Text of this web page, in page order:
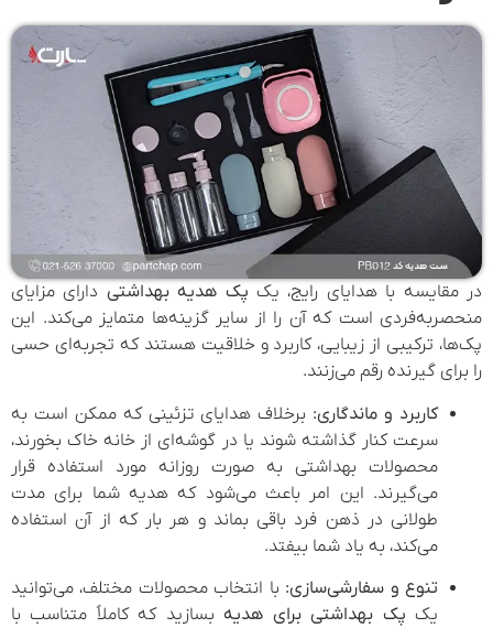
در مقایسه با هدایای رایج، یک پک هدیه بهداشتی دارای مزایای
منحصربه‌فردی است که آن را از سایر گزینه‌ها متمایز می‌کند. این
پک‌ها، ترکیبی از زیبایی، کاربرد و خلاقیت هستند که تجربه‌ای حسی
را برای گیرنده رقم می‌زنند.
کاربرد و ماندگاری: برخلاف هدایای تزئینی که ممکن است به
سرعت کنار گذاشته شوند یا در گوشه‌ای از خانه خاک بخورند،
محصولات بهداشتی به صورت روزانه مورد استفاده قرار
می‌گیرند. این امر باعث می‌شود که هدیه شما برای مدت
طولانی در ذهن فرد باقی بماند و هر بار که از آن استفاده
می‌کند، به یاد شما بیفتد.
تنوع و سفارشی‌سازی: با انتخاب محصولات مختلف، می‌توانید
یک پک بهداشتی برای هدیهبسازید که کاملاً متناسب با